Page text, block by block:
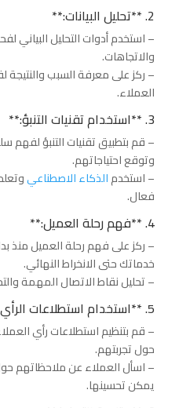
2. **تحليل البيانات:**
– استخدم أدوات التحليل البياني
والاتجاهات.
– ركز على معرفة السبب
العملاء.
3. **استخدام تقنيات التنبؤ:**
– قم بتطبيق تقنيات التنبؤ لفهم
وتوقع احتياجاتهم.
– استخدمالذكاء الاصطناعي
فعال.
4. **فهم رحلة العميل:**
– ركز على فهم رحلة العميل منذ
خدماتك حتى الانخراط النهائي.
– تحليل نقاط الاتصال المهمة
5. **استخدام استطلاعات الرأي:**
– قم بتنظيم استطلاعات رأي
حول تجربتهم.
– اسأل العملاء عن ملاحظاتهم
يمكن تحسينها.